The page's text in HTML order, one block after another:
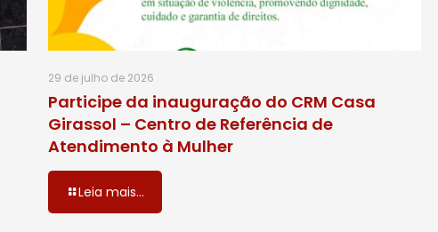
29 de julho de 2026
Participe da inauguração do CRM Casa
Girassol – Centro de Referência de
Atendimento à Mulher
Leia mais...